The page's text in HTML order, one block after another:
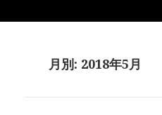
月別: 2018年5月